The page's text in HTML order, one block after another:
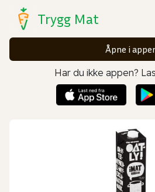
Trygg Mat
Åpne i
Har du ikke appen?